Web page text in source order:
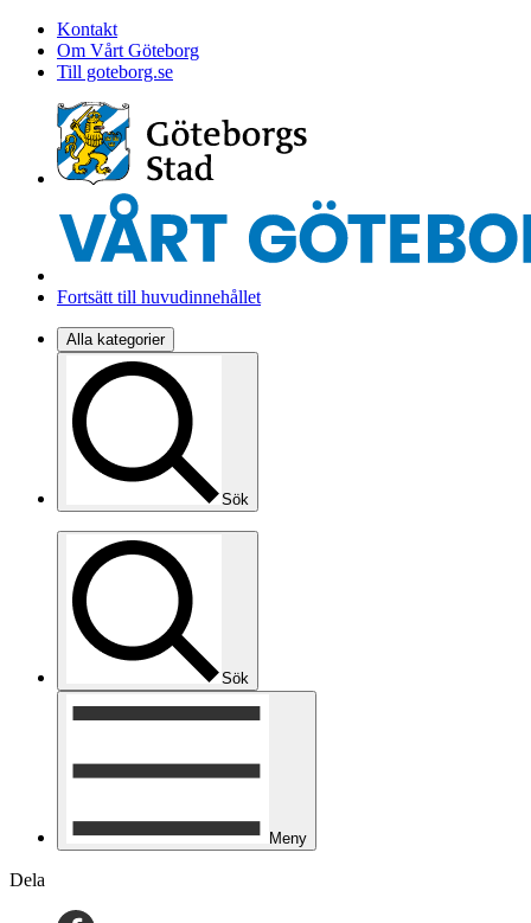
Kontakt
Om Vårt Göteborg
Till goteborg.se
Fortsätt till huvudinnehållet
Alla kategorier
Sök
Sök
Meny
Dela